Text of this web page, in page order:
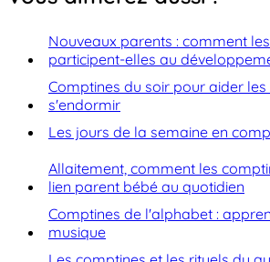
Nouveaux parents : comment
participent-elles au
Comptines du soir pour aider
s'endormir
Les jours de la semaine en
Allaitement, comment les
lien parent bébé au quotidien
Comptines de l'alphabet :
musique